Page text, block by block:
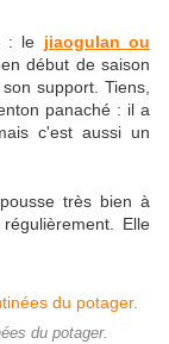
: le jiaogulan ou
début de saison
support. Tiens,
panaché : il a
c'est aussi un
très bien à
Elle
du potager.